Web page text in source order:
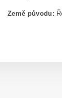
Země původu: